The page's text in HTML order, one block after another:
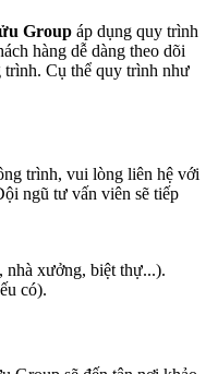
Group áp dụng quy trình
hàng dễ dàng theo dõi
trình. Cụ thể quy trình như
trình, vui lòng liên hệ với
ngũ tư vấn viên sẽ tiếp
nhà xưởng, biệt thự...).
có).